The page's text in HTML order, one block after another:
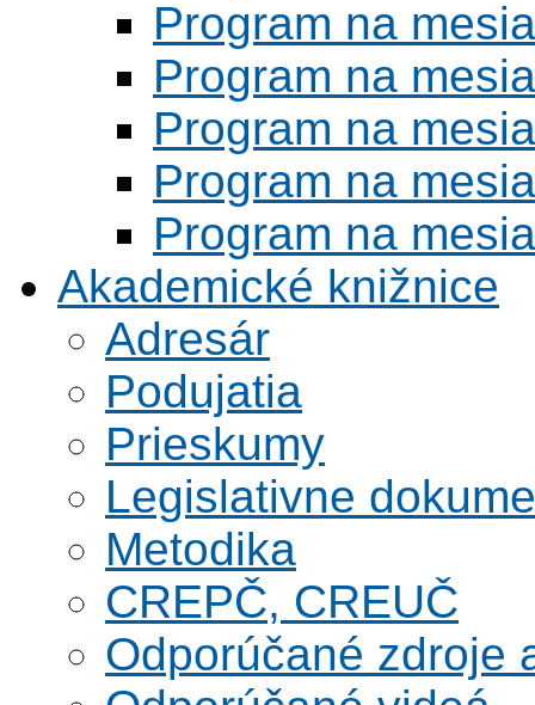
Program na
Program na
Program na
Program na
Program na
Akademické knižnice
Adresár
Podujatia
Prieskumy
Legislativne
Metodika
CREPČ, CREUČ
Odporúčané zdroje